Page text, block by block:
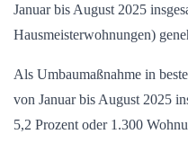
Januar bis August 2025
Hausmeisterwohnungen)
Als Umbaumaßnahme in
von Januar bis August 2025
5,2 Prozent oder 1.300